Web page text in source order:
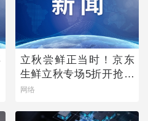
立秋尝鲜正当时！京东
生鲜立秋专场5折开抢，
承包你的秋日餐桌
网络